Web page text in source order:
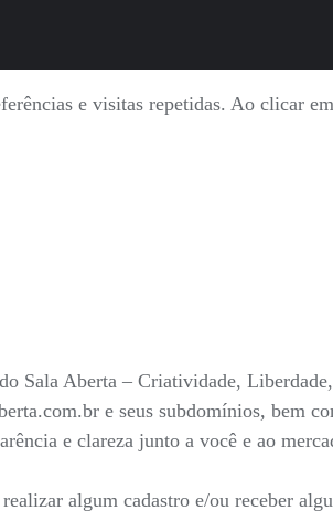
e visitas repetidas. Ao clicar
Sala Aberta – Criatividade,
e seus subdomínios, bem
e clareza junto a você e ao
algum cadastro e/ou receber